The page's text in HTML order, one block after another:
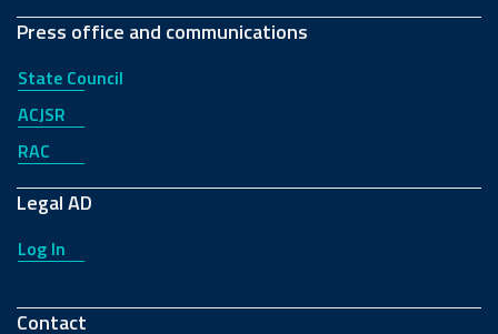
Press office and communications
State Council
ACJSR
RAC
Legal AD
Log In
Contact